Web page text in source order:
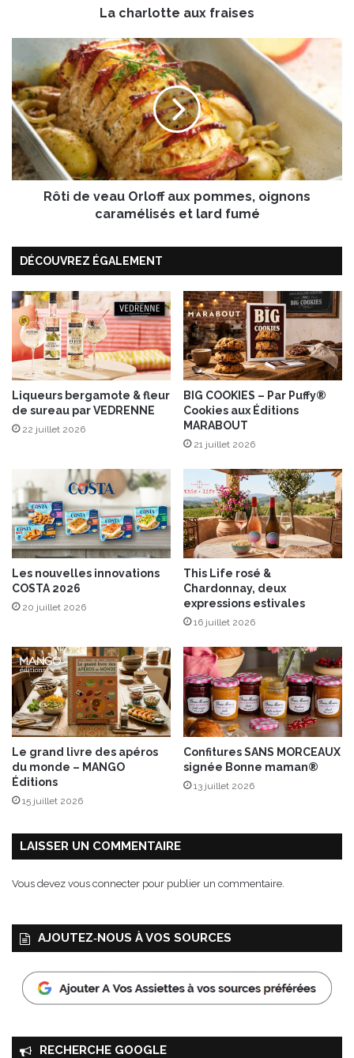
x
f
r
a
i
s
e
La charlotte aux fraises
t
i
d
e
v
e
a
l
f
f
a
x
p
o
m
m
e
i
g
n
o
n
s
c
a
m
é
l
s
s
e
t
d
é
Rôti de veau Orloff aux pommes, oignons
caramélisés et lard fumé
DÉCOUVREZ ÉGALEMENT
Liqueurs bergamote & fleur
de sureau par VEDRENNE
22 juillet 2026
BIG COOKIES – Par Puffy®
Cookies aux Éditions
MARABOUT
21 juillet 2026
Les nouvelles innovations
COSTA 2026
20 juillet 2026
This Life rosé &
Chardonnay, deux
expressions estivales
16 juillet 2026
Le grand livre des apéros
du monde – MANGO
Éditions
15 juillet 2026
Confitures SANS MORCEAUX
signée Bonne maman®
13 juillet 2026
LAISSER UN COMMENTAIRE
Vous devez vous connecter pour publier un commentaire.
AJOUTEZ‑NOUS À VOS SOURCES
RECHERCHE GOOGLE